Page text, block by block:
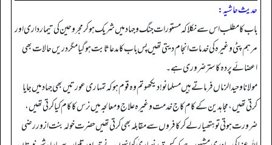
حدیث حاشیہ:
باب کا مطلب اس سے نکلا کہ مستورات جنگ وجہاد میں شریک ہو کر مجروحین کی تیمار داری اور
مرہم پٹی وغیرہ کی خدمات انجام دیتی تھیں پس باب کا مدعا ثابت ہو گیا مگر دریں حالات بھی
اعضائے پردہ کا ستر ضروری ہے۔
مولانا وحید الزماں فرماتے ہیں مسلمانو! دیکھو تم وہ قوم ہو کہ تمہاری عورتیں بھی جہاد میں جایا
کرتی تھیں، مجاہدین کے کام کاج خدمت وغیرہ علاج ومعالجہ میں نرس کا کام کیا کرتی تھیں،
ضرورت ہوتی تو ہتھیار لے کر کافروں سے مقابلہ بھی کرتی تھیں حضرت خولہ بنت ازور رضی